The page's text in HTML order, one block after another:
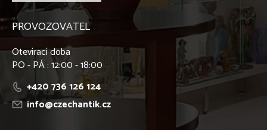
PROVOZOVATEL
Otevírací doba
PO - PÁ : 12:00 - 18:00
+420 736 126 124
info@czechantik.cz